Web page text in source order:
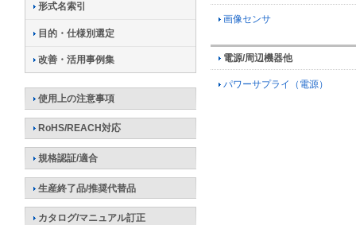
形式名索引
目的・仕様別選定
改善・活用事例集
使用上の注意事項
RoHS/REACH対応
規格認証/適合
生産終了品/推奨代替品
カタログ/マニュアル訂正
画像センサ
電源/周辺機器他
パワーサプライ（電源）